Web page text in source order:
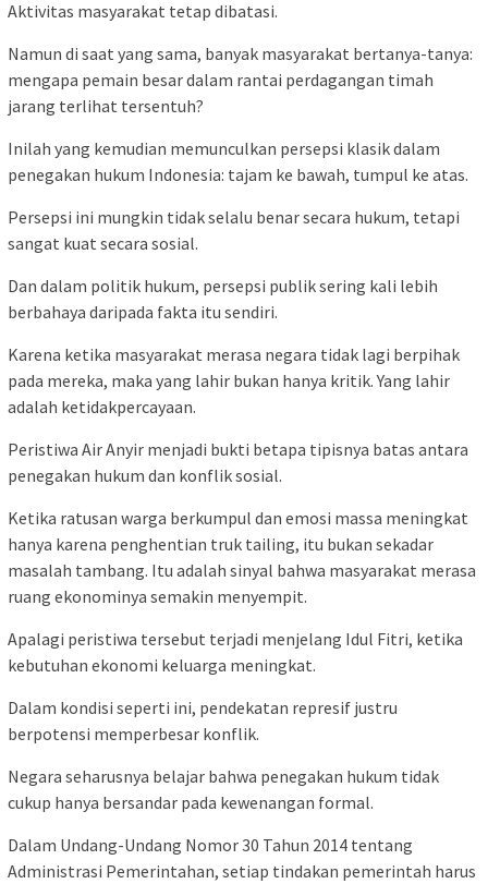
Aktivitas masyarakat tetap dibatasi.
Namun di saat yang sama, banyak masyarakat bertanya-tanya:
mengapa pemain besar dalam rantai perdagangan timah
jarang terlihat tersentuh?
Inilah yang kemudian memunculkan persepsi klasik dalam
penegakan hukum Indonesia: tajam ke bawah, tumpul ke atas.
Persepsi ini mungkin tidak selalu benar secara hukum, tetapi
sangat kuat secara sosial.
Dan dalam politik hukum, persepsi publik sering kali lebih
berbahaya daripada fakta itu sendiri.
Karena ketika masyarakat merasa negara tidak lagi berpihak
pada mereka, maka yang lahir bukan hanya kritik. Yang lahir
adalah ketidakpercayaan.
Peristiwa Air Anyir menjadi bukti betapa tipisnya batas antara
penegakan hukum dan konflik sosial.
Ketika ratusan warga berkumpul dan emosi massa meningkat
hanya karena penghentian truk tailing, itu bukan sekadar
masalah tambang. Itu adalah sinyal bahwa masyarakat merasa
ruang ekonominya semakin menyempit.
Apalagi peristiwa tersebut terjadi menjelang Idul Fitri, ketika
kebutuhan ekonomi keluarga meningkat.
Dalam kondisi seperti ini, pendekatan represif justru
berpotensi memperbesar konflik.
Negara seharusnya belajar bahwa penegakan hukum tidak
cukup hanya bersandar pada kewenangan formal.
Dalam Undang-Undang Nomor 30 Tahun 2014 tentang
Administrasi Pemerintahan, setiap tindakan pemerintah harus